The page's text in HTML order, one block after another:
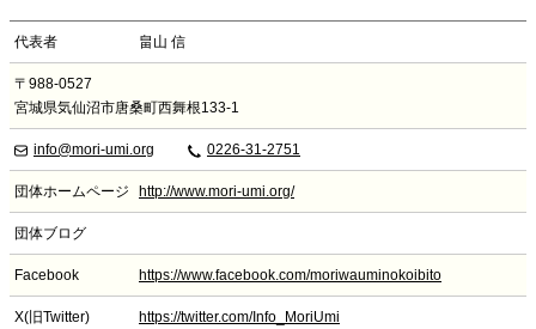
代表者 畠山 信
〒988-0527
宮城県気仙沼市唐桑町西舞根133-1
info@mori-umi.org 0226-31-2751
団体ホームページ http://www.mori-umi.org/
団体ブログ
Facebook https://www.facebook.com/moriwauminokoibito
X(旧Twitter) https://twitter.com/Info_MoriUmi